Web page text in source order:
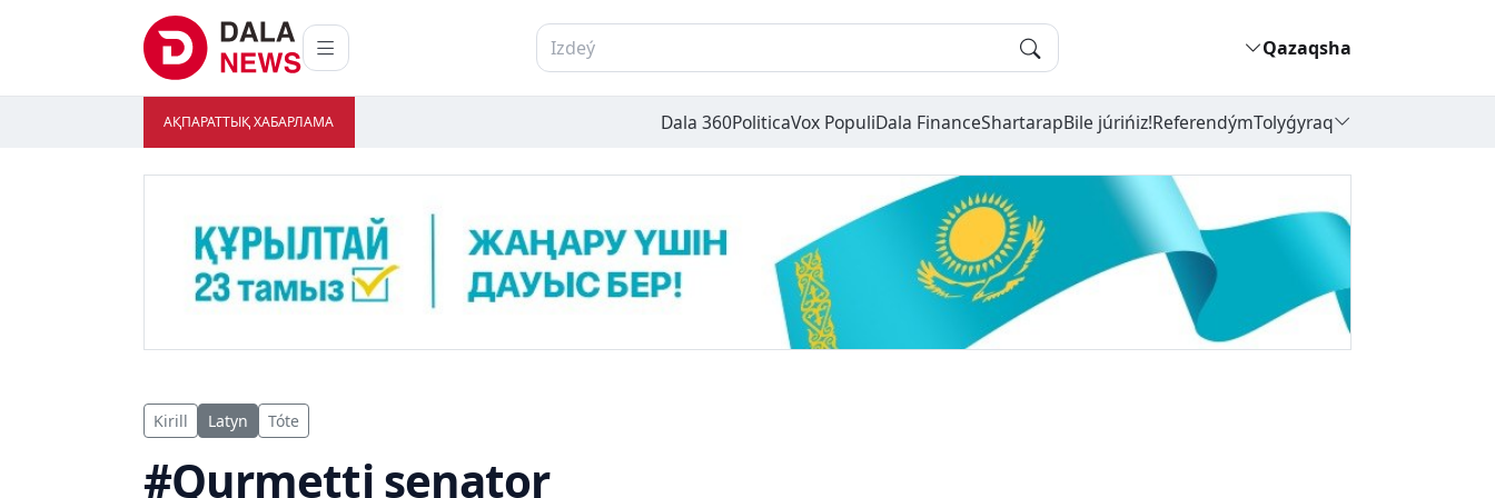
Qazaqsha
АҚПАРАТТЫҚ ХАБАРЛАМА Dala 360PoliticaVox PopuliDala FinanceShartarapBile júrińiz!ReferendýmTolyǵyraq
Kirill Latyn Tóte
#Qurmetti senator